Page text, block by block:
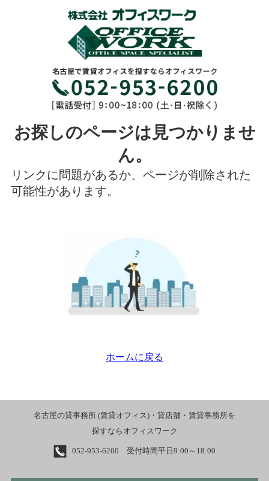
お探しのページは見つかりませ
ん。
リンクに問題があるか、ページが削除された
可能性があります。
ホームに戻る
名古屋の貸事務所 (賃貸オフィス)・貸店舗・賃貸事務所を
探すならオフィスワーク
052-953-6200 受付時間平日9:00～18:00